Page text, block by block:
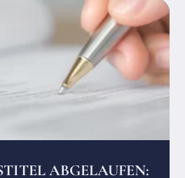
ABGELAUFEN: